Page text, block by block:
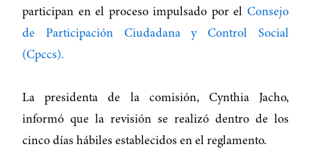
participan en el proceso impulsado por el Consejo
de Participación Ciudadana y Control Social
(Cpccs).
La presidenta de la comisión, Cynthia Jacho,
informó que la revisión se realizó dentro de los
cinco días hábiles establecidos en el reglamento.